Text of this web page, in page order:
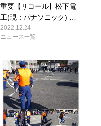
重要【リコール】松下電
工(現：パナソニック) …
2022.12.24
ニュース一覧